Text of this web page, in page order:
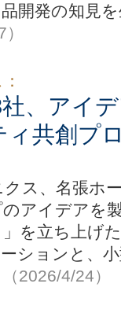
開発の知見
、アイ
ィ共創プ
ス、名張ホ
アイデアを
を立ち上げ
ションと、
（2026/4/24）